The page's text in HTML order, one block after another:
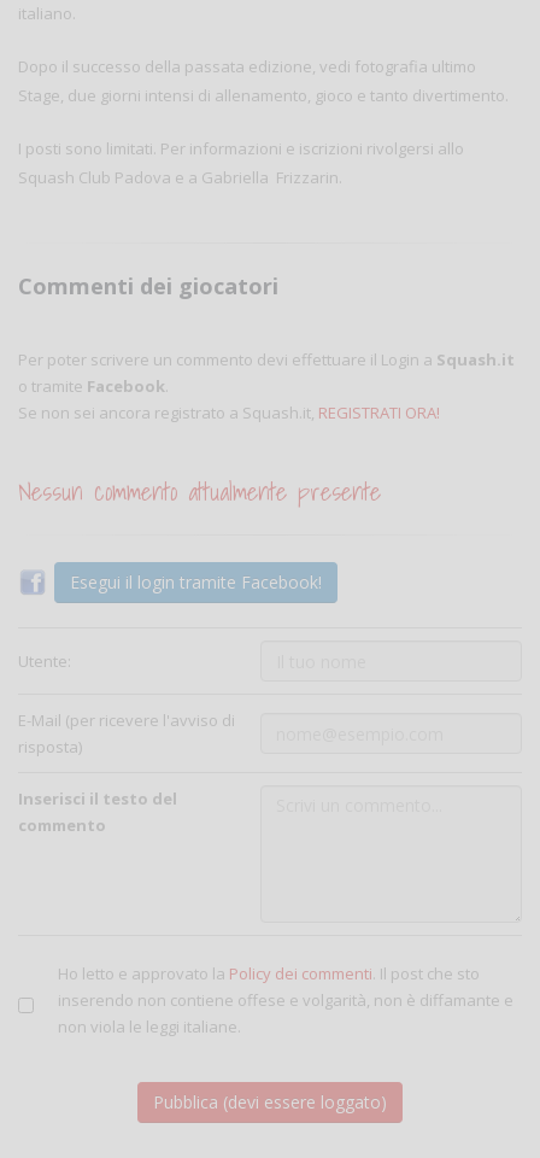
italiano.
Dopo il successo della passata edizione, vedi fotografia ultimo
Stage, due giorni intensi di allenamento, gioco e tanto divertimento.
I posti sono limitati. Per informazioni e iscrizioni rivolgersi allo
Squash Club Padova e a Gabriella Frizzarin.
Commenti dei giocatori
Per poter scrivere un commento devi effettuare il Login a Squash.it
o tramite Facebook.
Se non sei ancora registrato a Squash.it, REGISTRATI ORA!
Nessun commento attualmente presente
Esegui il login tramite Facebook!
Utente:
E-Mail (per ricevere l'avviso di
risposta)
Inserisci il testo del
commento
Ho letto e approvato la Policy dei commenti. Il post che sto
inserendo non contiene offese e volgarità, non è diffamante e
non viola le leggi italiane.